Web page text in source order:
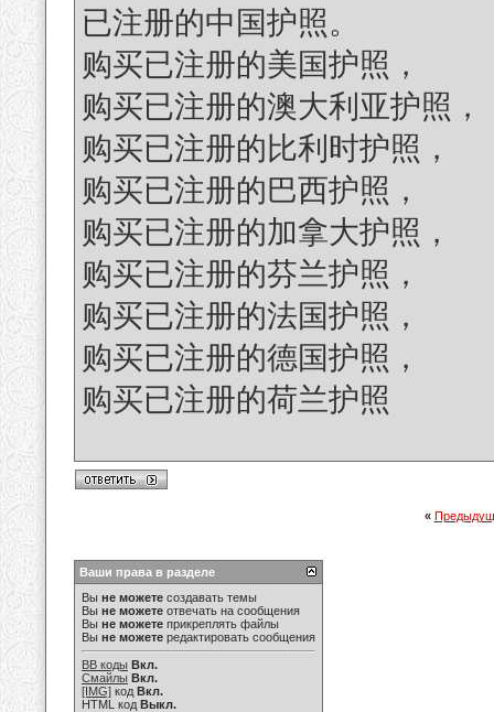
已注册的中国护照。
购买已注册的美国护照，
购买已注册的澳大利亚护照，
购买已注册的比利时护照，
购买已注册的巴西护照，
购买已注册的加拿大护照，
购买已注册的芬兰护照，
购买已注册的法国护照，
购买已注册的德国护照，
购买已注册的荷兰护照
«
Ваши права в разделе
Вы не можете создавать темы
Вы не можете отвечать на сообщения
Вы не можете прикреплять файлы
Вы не можете редактировать сообщения
BB коды Вкл.
Смайлы Вкл.
[IMG] код Вкл.
HTML код Выкл.